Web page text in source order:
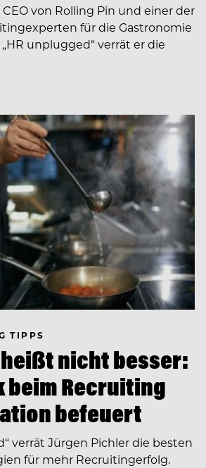
von Rolling Pin und einer der
für die Gastronomie
unplugged“ verrät er die
TIPPS
nicht besser:
beim Recruiting
befeuert
verrät Jürgen Pichler die besten
für mehr Recruitingerfolg.